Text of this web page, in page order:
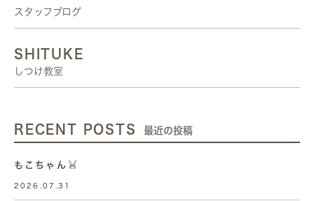
スタッフブログ
SHITUKE
しつけ教室
RECENT POSTS 最近の投稿
もこちゃん
2026.07.31